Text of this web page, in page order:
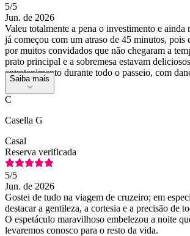
5/5
Jun. de 2026
Valeu totalmente a pena o investimento e ainda
já começou com um atraso de 45 minutos, pois
por muitos convidados que não chegaram a
prato principal e a sobremesa estavam
entretenimento durante todo o passeio, com
agradável!
Saiba mais
C
Casella G
Casal
Reserva verificada
5/5
Jun. de 2026
Gostei de tudo na viagem de cruzeiro; em
destacar a gentileza, a cortesia e a precisão de
O espetáculo maravilhoso embelezou a noite
levaremos conosco para o resto da vida.